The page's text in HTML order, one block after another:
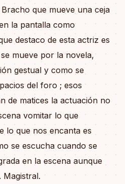
que mueve una ceja
la pantalla como
destaco de esta actriz es
mueve por la novela,
gestual y como se
del foro ; esos
de matices la actuación no
vomitar lo que
lo que nos encanta es
se escucha cuando se
en la escena aunque
Magistral.